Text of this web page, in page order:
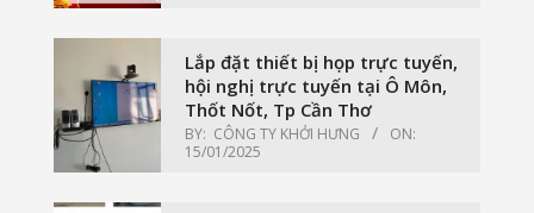
Lắp đặt thiết bị họp trực tuyến,
hội nghị trực tuyến tại Ô Môn,
Thốt Nốt, Tp Cần Thơ
BY: CÔNG TY KHỞI HƯNG
ON:
15/01/2025